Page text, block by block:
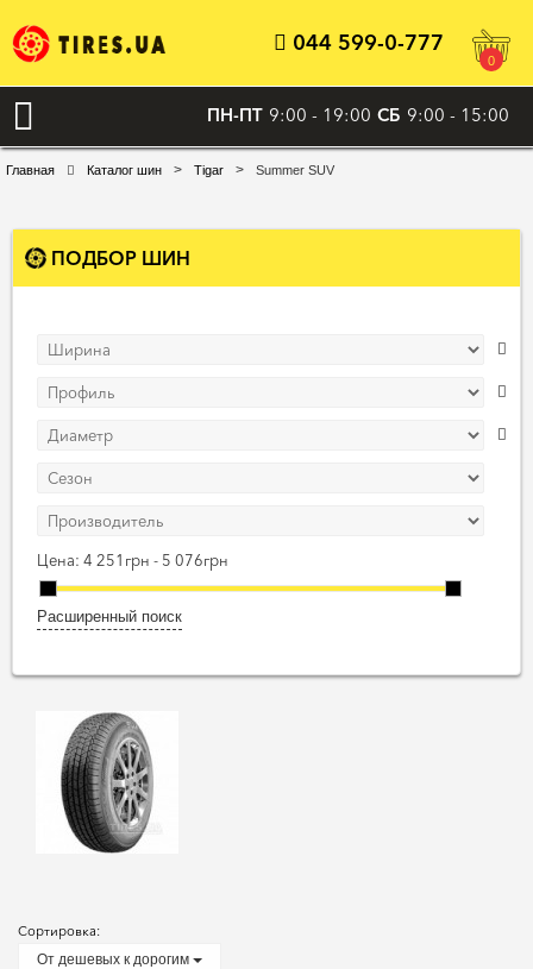
044 599-0-777
0
ПН-ПТ 9:00 - 19:00 СБ 9:00 - 15:00
Главная Каталог шин > Tigar > Summer SUV
ПОДБОР ШИН
Цена: 4 251грн - 5 076грн
Расширенный поиск
Сортировка:
От дешевых к дорогим